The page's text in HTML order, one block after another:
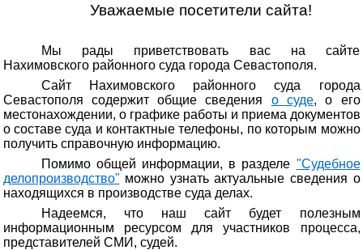
Уважаемые посетители сайта!
Мы рады приветствовать вас на сайте
Нахимовского районного суда города Севастополя.
Сайт Нахимовского районного суда города
Севастополя содержит общие сведения о суде, о его
местонахождении, о графике работы и приема документов
о составе суда и контактные телефоны, по которым можно
получить справочную информацию.
Помимо общей информации, в разделе "Судебное
делопроизводство" можно узнать актуальные сведения о
находящихся в производстве суда делах.
Надеемся, что наш сайт будет полезным
информационным ресурсом для участников процесса,
представителей СМИ, судей.